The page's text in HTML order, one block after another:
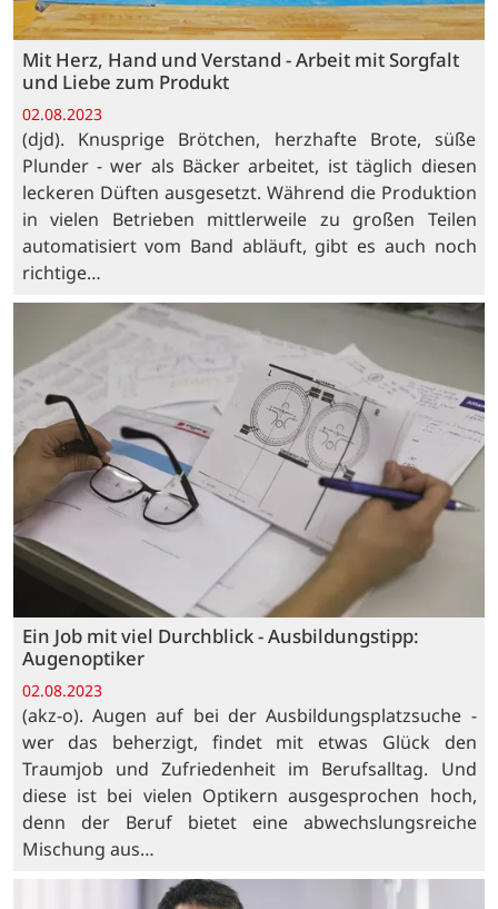
Mit Herz, Hand und Verstand - Arbeit mit Sorgfalt
und Liebe zum Produkt
02.08.2023
(djd). Knusprige Brötchen, herzhafte Brote, süße
Plunder - wer als Bäcker arbeitet, ist täglich diesen
leckeren Düften ausgesetzt. Während die Produktion
in vielen Betrieben mittlerweile zu großen Teilen
automatisiert vom Band abläuft, gibt es auch noch
richtige…
Ein Job mit viel Durchblick - Ausbildungstipp:
Augenoptiker
02.08.2023
(akz-o). Augen auf bei der Ausbildungsplatzsuche -
wer das beherzigt, findet mit etwas Glück den
Traumjob und Zufriedenheit im Berufsalltag. Und
diese ist bei vielen Optikern ausgesprochen hoch,
denn der Beruf bietet eine abwechslungsreiche
Mischung aus…